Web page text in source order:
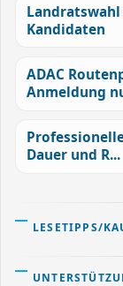
Kandidaten
ADAC
Anmeldung
Dauer und R...
LESETIPPS/